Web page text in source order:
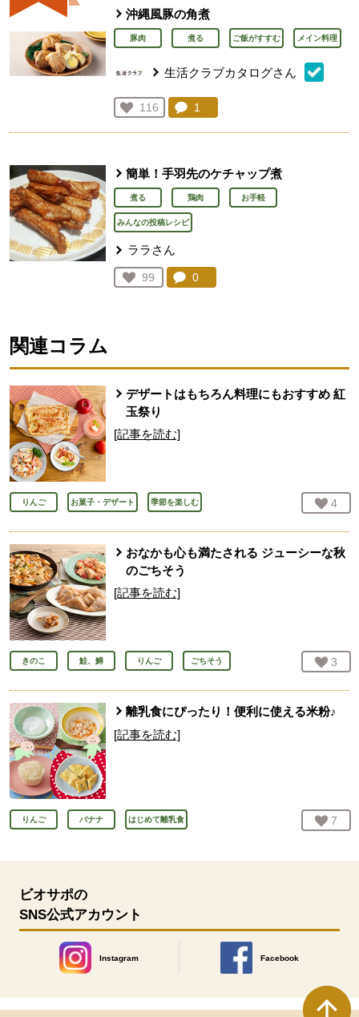
沖縄風豚の角煮
豚肉 煮る ご飯がすすむ メイン料理
生活クラブカタログさん
お気に入り登録：
116
人が登録
コメント：
1
簡単！手羽先のケチャップ煮
煮る 鶏肉 お手軽
みんなの投稿レシピ
ララさん
お気に入り登録：
99
人が登録
コメント：
0
関連コラム
デザートはもちろん料理にもおすすめ 紅
玉祭り
[記事を読む]
りんご お菓子・デザート 季節を楽しむ お気
4
おなかも心も満たされる ジューシーな秋
のごちそう
[記事を読む]
きのこ 鮭、鱒 りんご ごちそう お気
3
離乳食にぴったり！便利に使える米粉♪
[記事を読む]
りんご バナナ はじめて離乳食 お気
7
ビオサポの
SNS公式アカウント
Instagram
別のウィンドウで開きます。
Facebook
別のウィンドウで開きます